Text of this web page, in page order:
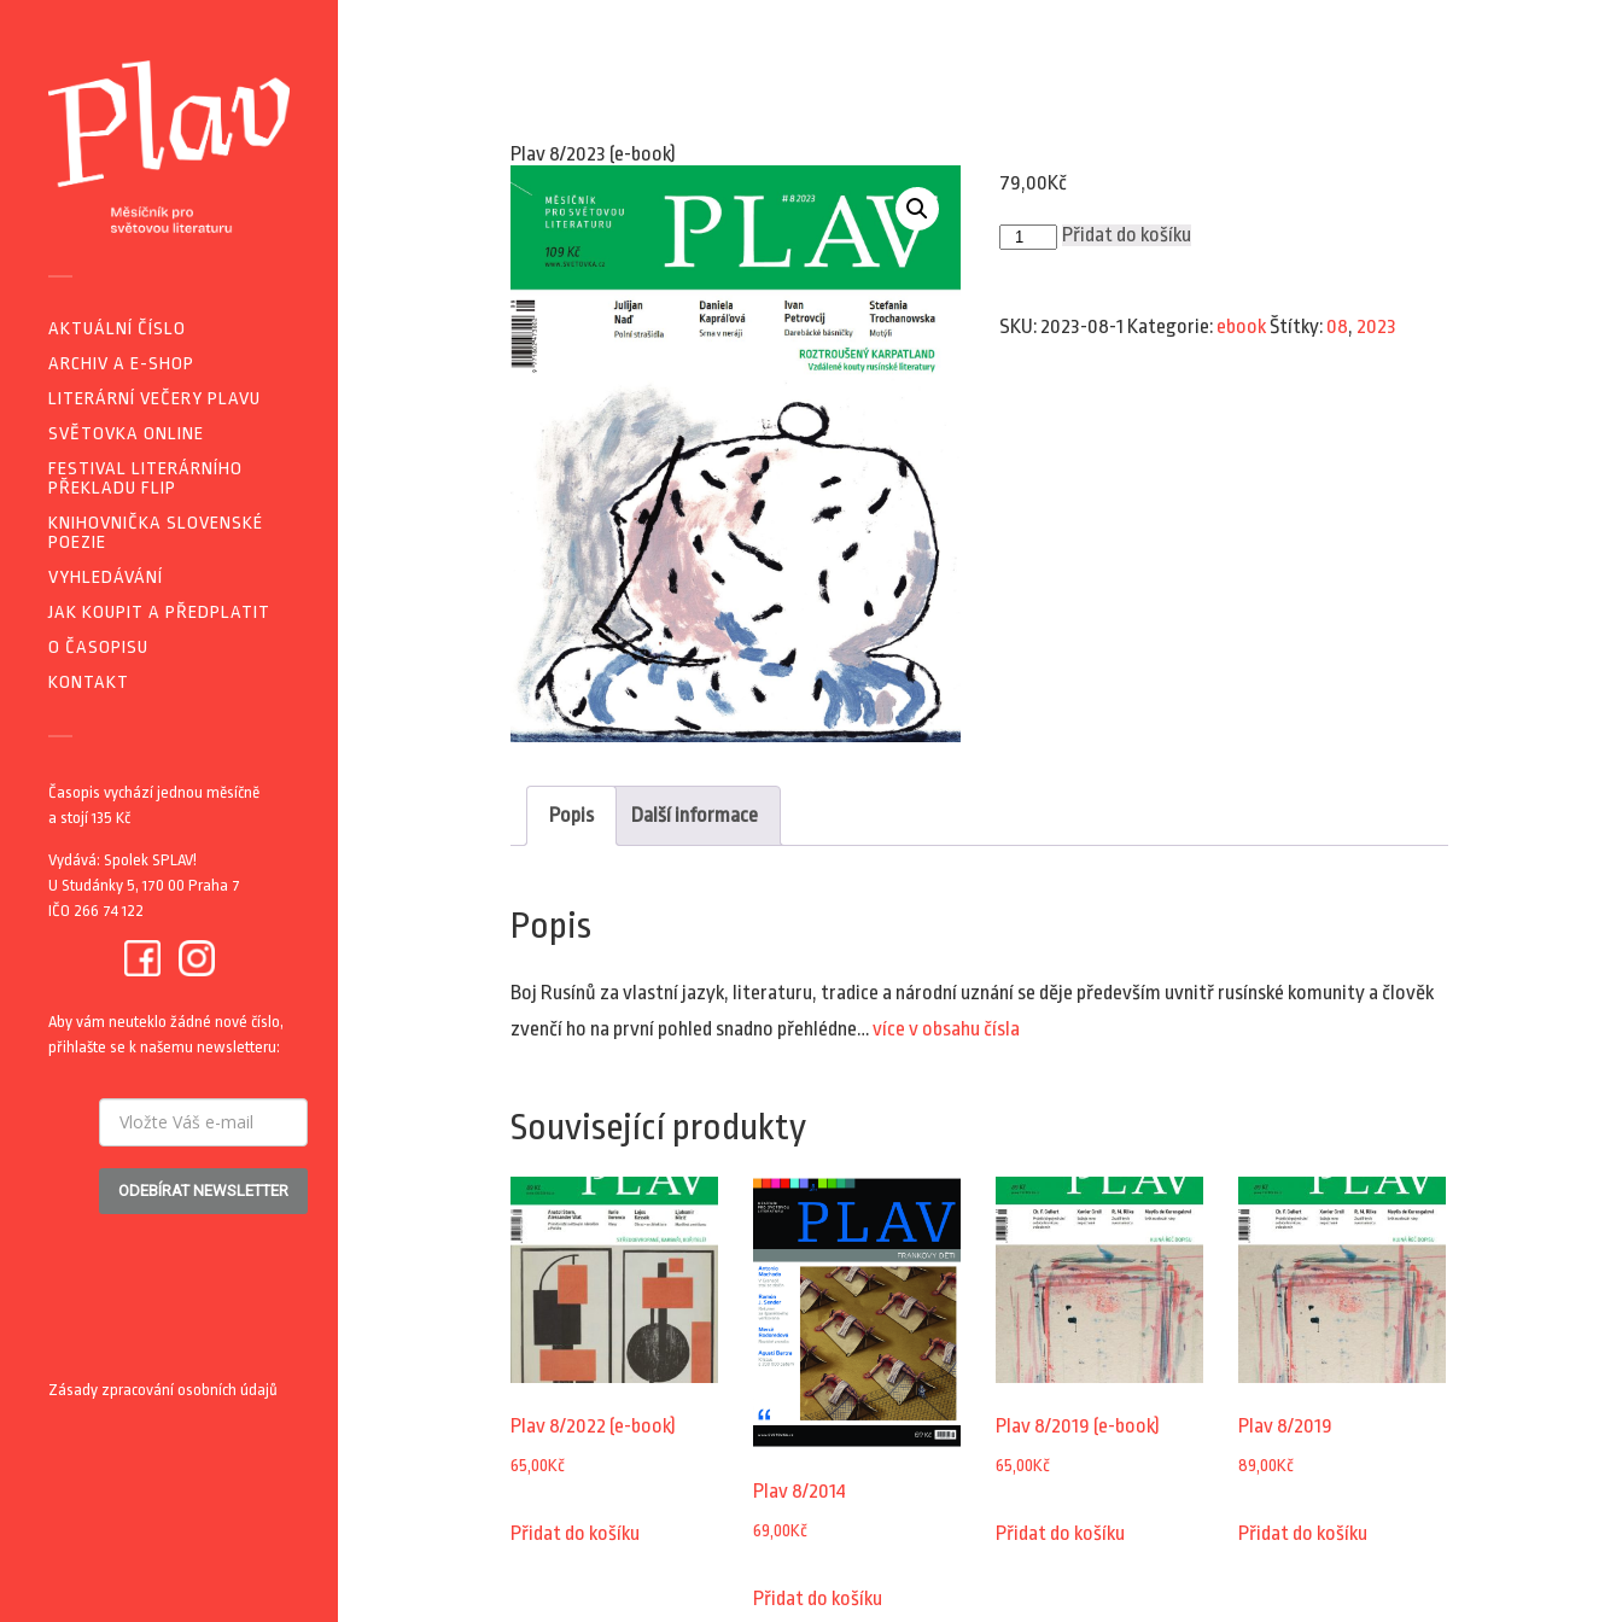
AKTUÁLNÍ ČÍSLO
ARCHIV A E-SHOP
LITERÁRNÍ VEČERY PLAVU
SVĚTOVKA ONLINE
FESTIVAL LITERÁRNÍHO
PŘEKLADU FLIP
KNIHOVNIČKA SLOVENSKÉ
POEZIE
VYHLEDÁVÁNÍ
JAK KOUPIT A PŘEDPLATIT
O ČASOPISU
KONTAKT
Časopis vychází jednou měsíčně
a stojí 135 Kč
Vydává: Spolek SPLAV!
U Studánky 5, 170 00 Praha 7
IČO 266 74 122
Aby vám neuteklo žádné nové číslo,
přihlašte se k našemu newsletteru:
ODEBÍRAT NEWSLETTER
Zásady zpracování osobních údajů
Plav 8/2023 (e-book)
79,00Kč
Plav
8/2023
Přidat do košíku
SKU: 2023-08-1 Kategorie: ebookŠtítky: 08, 2023
Popis Další informace
Popis
Boj Rusínů za vlastní jazyk, literaturu, tradice a národní uznání se děje především uvnitř rusínské komunity a člověk
zvenčí ho na první pohled snadno přehlédne…více v obsahu čísla
Související produkty
Plav 8/2022 (e-book)
65,00Kč
Přidat do košíku
Plav 8/2014
69,00Kč
Přidat do košíku
Plav 8/2019 (e-book)
65,00Kč
Přidat do košíku
Plav 8/2019
89,00Kč
Přidat do košíku